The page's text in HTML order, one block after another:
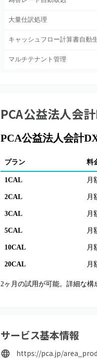
大量仕訳処理
キャッシュフロー計算書自動
マルチテナント管理
PCA公益法人会
PCA公益法人会計
プラン 料
1CAL 月
2CAL 月
3CAL 月
5CAL 月
10CAL 月
20CAL 月
2ヶ月の試用が可能。詳細な構
サービス基本情報
https://pca.jp/